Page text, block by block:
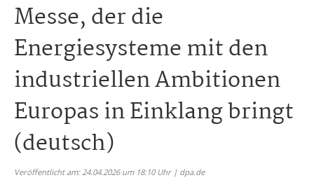
Messe, der die
Energiesysteme mit den
industriellen Ambitionen
Europas in Einklang bringt
(deutsch)
Veröffentlicht am: 24.04.2026 um 18:10 Uhr | dpa.de